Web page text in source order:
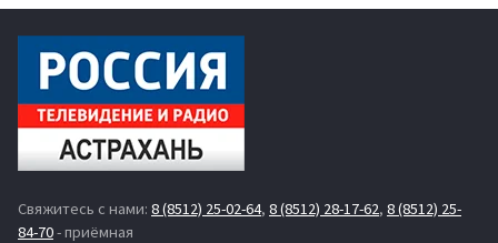
Свяжитесь с нами: 8 (8512) 25-02-64, 8 (8512) 28-17-62, 8 (8512) 25-
84-70- приёмная